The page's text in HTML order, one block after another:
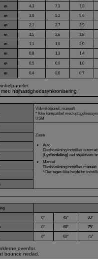
m 4,3 7,3 7,8
m 3,0 5,2 5,6
m 2,1 3,7 3,9
m 1,5 2,6 2,8
m 1,1 1,8 2,0
m 0,8 1,3 1,4
m 0,5 0,9 1,0
m 0,4 0,6 0,7
højhastighedssynkronisering
Vidvinkelpanel: manuelt
* Ikke kompatibel med
USM
Zoom
Auto
Flashdækning indstilles
[Lysfordeling] ved objektivets
Manuel
Flashdækning indstilles manuelt
* Der tages ikke højde for
0° 45° 60°
0° 60° 75°
0° 60° 75°
ovenfor.
bounce nedad.